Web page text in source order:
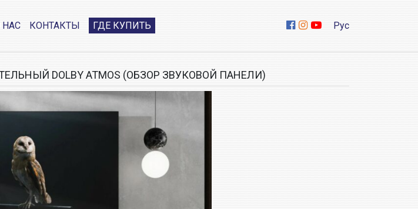
НАС КОНТАКТЫ ГДЕ КУПИТЬ Рус
DOLBY ATMOS (ОБЗОР ЗВУКОВОЙ ПАНЕЛИ)